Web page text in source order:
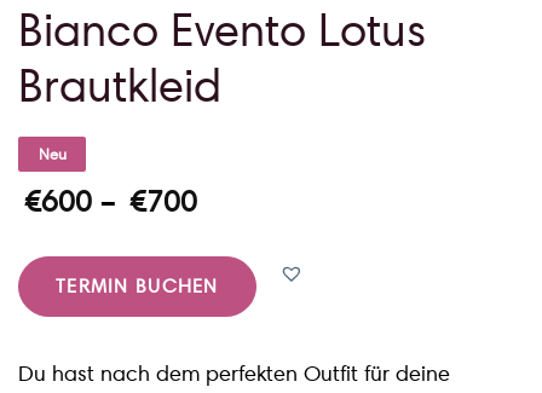
Bianco Evento Lotus
Brautkleid
Neu
€600 – €700
TERMIN BUCHEN
Du hast nach dem perfekten Outfit für deine